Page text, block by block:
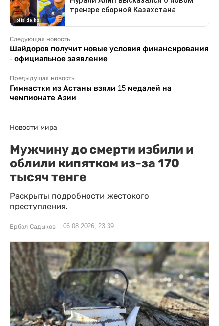
Следующая новость
Шайдоров получит новые условия финансирования
- официальное заявление
Предыдущая новость
Гимнастки из Астаны взяли 15 медалей на
чемпионате Азии
Новости мира
Мужчину до смерти избили и
облили кипятком из-за 170
тысяч тенге
Раскрыты подробности жестокого
преступления.
Ербол Садыков 06.08.2026, 23:39